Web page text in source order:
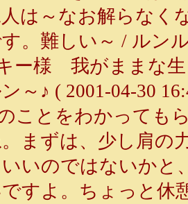
は～なお解らなく
。難しい～ / ルン
ー様 我がままな生
～♪ ( 2001-04-30
ことをわかっても
まずは、少し肩の
いのではないかと
すよ。ちょっと休